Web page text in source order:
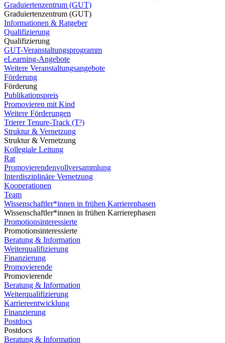
Graduiertenzentrum (GUT)
Graduiertenzentrum (GUT)
Informationen & Ratgeber
Qualifizierung
Qualifizierung
GUT-Veranstaltungsprogramm
eLearning-Angebote
Weitere Veranstaltungsangebote
Förderung
Förderung
Publikationspreis
Promovieren mit Kind
Weitere Förderungen
Trierer Tenure-Track (T³)
Struktur & Vernetzung
Struktur & Vernetzung
Kollegiale Leitung
Rat
Promovierendenvollversammlung
Interdisziplinäre Vernetzung
Kooperationen
Team
Wissenschaftler*innen in frühen Karrierephasen
Wissenschaftler*innen in frühen Karrierephasen
Promotionsinteressierte
Promotionsinteressierte
Beratung & Information
Weiterqualifizierung
Finanzierung
Promovierende
Promovierende
Beratung & Information
Weiterqualifizierung
Karriereentwicklung
Finanzierung
Postdocs
Postdocs
Beratung & Information